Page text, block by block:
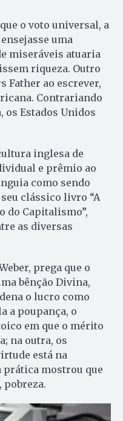
o voto universal, a
uma
miseráveis atuaria
riqueza. Outro
Father ao escrever,
Contrariando
os Estados Unidos
inglesa de
e prêmio ao
como sendo
clássico livro “A
do Capitalismo”,
as diversas
prega que o
bênção Divina,
o lucro como
a poupança, o
em que o mérito
na outra, os
está na
prática mostrou que
pobreza.